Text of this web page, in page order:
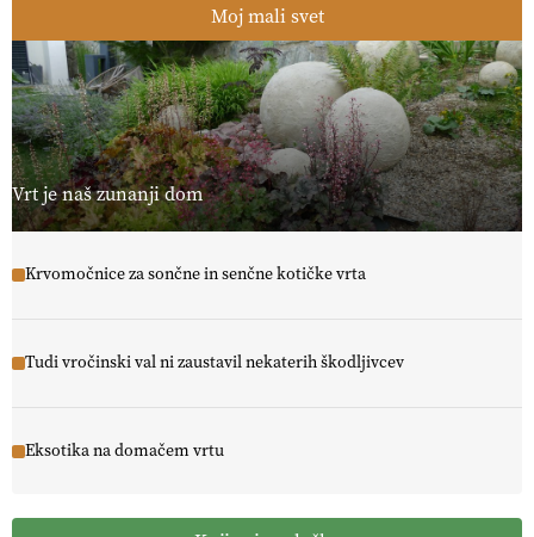
Moj mali svet
Vrt je naš zunanji dom
Krvomočnice za sončne in senčne kotičke vrta
Tudi vročinski val ni zaustavil nekaterih škodljivcev
Eksotika na domačem vrtu